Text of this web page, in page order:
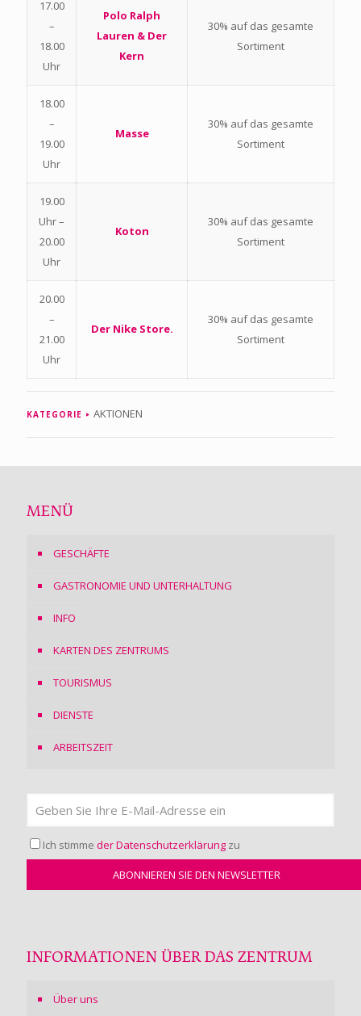
17.00
–
18.00
Uhr
Polo Ralph
Lauren & Der
Kern
30% auf das gesamte
Sortiment
18.00
–
19.00
Uhr
Masse
30% auf das gesamte
Sortiment
19.00
Uhr –
20.00
Uhr
Koton
30% auf das gesamte
Sortiment
20.00
–
21.00
Uhr
Der Nike Store.
30% auf das gesamte
Sortiment
KATEGORIE AKTIONEN
MENÜ
GESCHÄFTE
GASTRONOMIE UND UNTERHALTUNG
INFO
KARTEN DES ZENTRUMS
TOURISMUS
DIENSTE
ARBEITSZEIT
Ich stimme der Datenschutzerklärung zu
INFORMATIONEN ÜBER DAS ZENTRUM
Über uns